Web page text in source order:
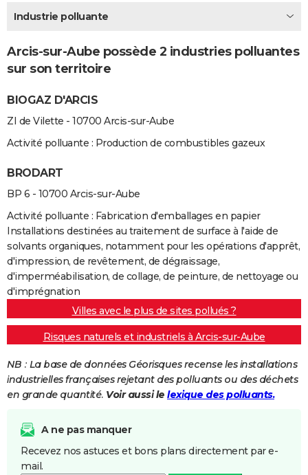
Destinations
City break
Voyage nature
Voyage de noces
Forum
Climat
+PHOTO
GUIDES D'ACHAT
BONS PLANS
CARTE DE VOEUX
Carte de Noël
Carte Bonne année
Carte Saint-Valentin
Carte Pâques
Carte d'anniversaire
DICTIONNAIRE
AVIS DE DÉCÈS
Bricolage
Lifestyle
Culture
Sport
Auto
Television
Voyage
Cinema
Industrie polluante
Arcis-sur-Aube possède 2 industries polluantes
sur son territoire
BIOGAZ D'ARCIS
ZI de Vilette - 10700 Arcis-sur-Aube
Activité polluante : Production de combustibles gazeux
BRODART
BP 6 - 10700 Arcis-sur-Aube
Activité polluante : Fabrication d'emballages en papier
Installations destinées au traitement de surface à l'aide de
solvants organiques, notamment pour les opérations d'apprêt,
d'impression, de revêtement, de dégraissage,
d'imperméabilisation, de collage, de peinture, de nettoyage ou
d'imprégnation
Villes avec le plus de sites pollués ?
Risques naturels et industriels à Arcis-sur-Aube
NB : La base de données Géorisques recense les installations
industrielles françaises rejetant des polluants ou des déchets
en grande quantité. Voir aussi le lexique des polluants.
A ne pas manquer
Recevez nos astuces et bons plans directement par e-
mail.